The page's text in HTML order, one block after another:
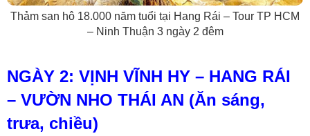
Thảm san hô 18.000 năm tuổi tại Hang Rái – Tour TP HCM
– Ninh Thuận 3 ngày 2 đêm
NGÀY 2: VỊNH VĨNH HY – HANG RÁI
– VƯỜN NHO THÁI AN (Ăn sáng,
trưa, chiều)